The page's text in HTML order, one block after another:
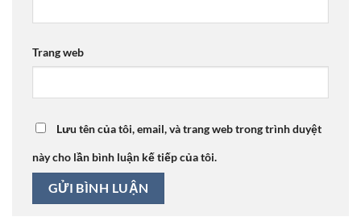
Trang web
Lưu tên của tôi, email, và trang web trong trình duyệt
này cho lần bình luận kế tiếp của tôi.